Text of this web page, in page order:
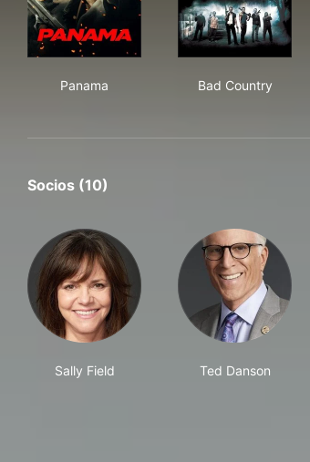
Panama
Bad Country
Socios (10)
Sally Field Ted Danson